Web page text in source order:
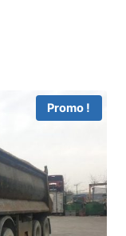
Promo !